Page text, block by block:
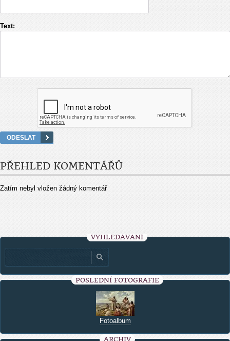
Text:
PŘEHLED KOMENTÁŘŮ
Zatím nebyl vložen žádný komentář
VYHLEDÁVÁNÍ
POSLEDNÍ FOTOGRAFIE
Fotoalbum
ARCHIV